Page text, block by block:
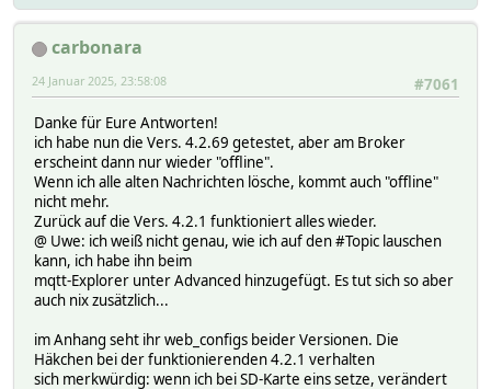
carbonara
#7061
24 Januar 2025, 23:58:08
Danke für Eure Antworten!
ich habe nun die Vers. 4.2.69 getestet, aber am Broker
erscheint dann nur wieder "offline".
Wenn ich alle alten Nachrichten lösche, kommt auch "offline"
nicht mehr.
Zurück auf die Vers. 4.2.1 funktioniert alles wieder.
@ Uwe: ich weiß nicht genau, wie ich auf den #Topic lauschen
kann, ich habe ihn beim
mqtt-Explorer unter Advanced hinzugefügt. Es tut sich so aber
auch nix zusätzlich...
im Anhang seht ihr web_configs beider Versionen. Die
Häkchen bei der funktionierenden 4.2.1 verhalten
sich merkwürdig: wenn ich bei SD-Karte eins setze, verändert